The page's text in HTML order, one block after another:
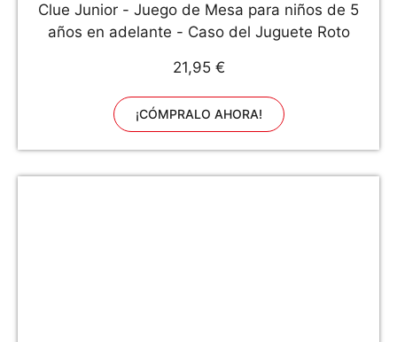
Clue Junior - Juego de Mesa para niños de 5
años en adelante - Caso del Juguete Roto
21,95 €
¡CÓMPRALO AHORA!